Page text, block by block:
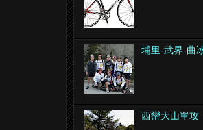
埔里-武界-曲
西巒大山單攻